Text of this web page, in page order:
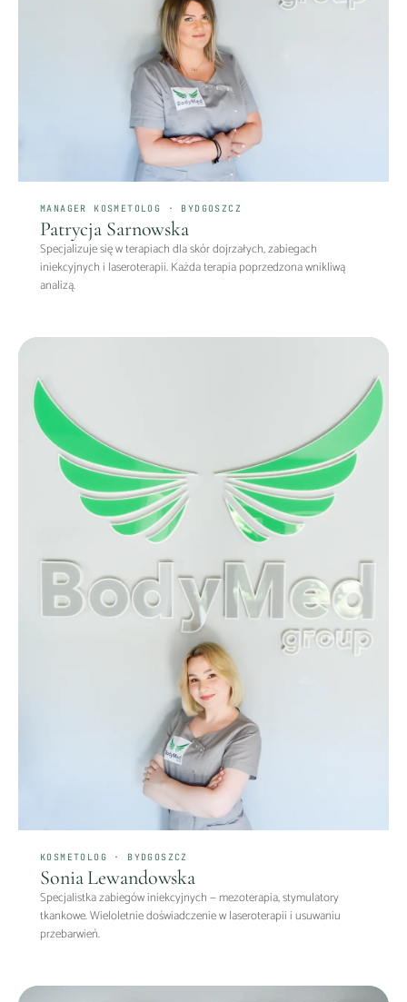
MANAGER KOSMETOLOG · BYDGOSZCZ
Patrycja Sarnowska
Specjalizuje się w terapiach dla skór dojrzałych, zabiegach
iniekcyjnych i laseroterapii. Każda terapia poprzedzona wnikliwą
analizą.
KOSMETOLOG · BYDGOSZCZ
Sonia Lewandowska
Specjalistka zabiegów iniekcyjnych — mezoterapia, stymulatory
tkankowe. Wieloletnie doświadczenie w laseroterapii i usuwaniu
przebarwień.